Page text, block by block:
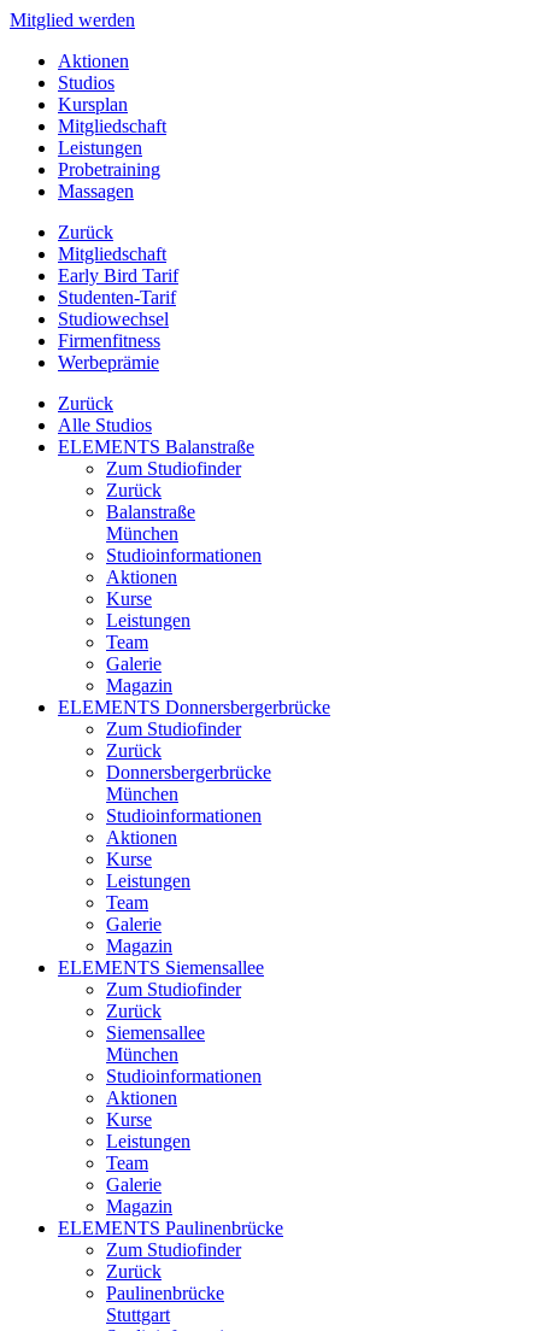
Mitglied werden
Aktionen
Studios
Kursplan
Mitgliedschaft
Leistungen
Probetraining
Massagen
Zurück
Mitgliedschaft
Early Bird Tarif
Studenten-Tarif
Studiowechsel
Firmenfitness
Werbeprämie
Zurück
Alle Studios
ELEMENTS Balanstraße
Zum Studiofinder
Zurück
Balan­straße
München
Studioinformationen
Aktionen
Kurse
Leistungen
Team
Galerie
Magazin
ELEMENTS Donnersbergerbrücke
Zum Studiofinder
Zurück
Donners­berger­brücke
München
Studioinformationen
Aktionen
Kurse
Leistungen
Team
Galerie
Magazin
ELEMENTS Siemensallee
Zum Studiofinder
Zurück
Siemens­allee
München
Studioinformationen
Aktionen
Kurse
Leistungen
Team
Galerie
Magazin
ELEMENTS Paulinenbrücke
Zum Studiofinder
Zurück
Paulinen­brücke
Stuttgart